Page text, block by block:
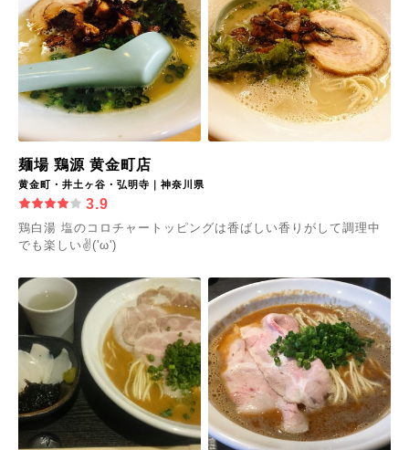
麺場 鶏源 黄金町店
黄金町・井土ヶ谷・弘明寺｜神奈川県
3.9
鶏白湯 塩のコロチャートッピングは香ばしい香りがして調理中
でも楽しい✌('ω')